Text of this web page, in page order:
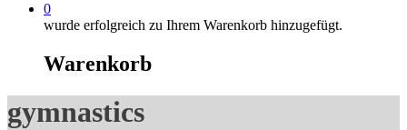
0
wurde erfolgreich zu Ihrem Warenkorb hinzugefügt.
Warenkorb
gymnastics